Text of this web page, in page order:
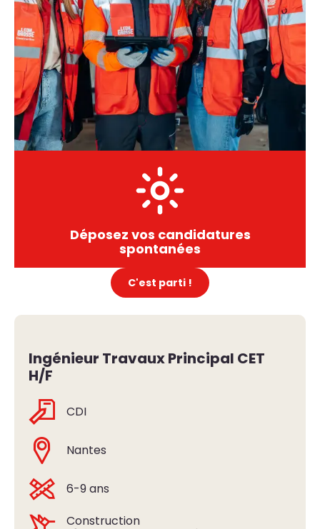
Déposez vos candidatures
spontanées
C'est parti !
Ingénieur Travaux Principal CET
H/F
CDI
Nantes
6-9 ans
Construction